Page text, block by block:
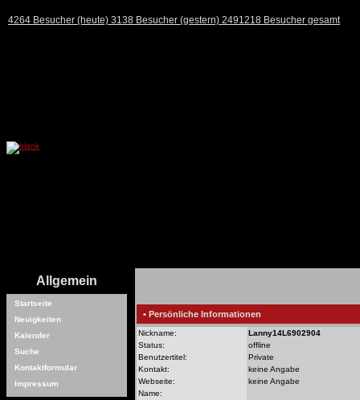
4264 Besucher (heute) 3138 Besucher (gestern) 2491218 Besucher gesamt
Allgemein
Startseite
Neuigkeiten
Kalender
Suche
Kontaktformular
Impressum
• Persönliche Informationen
Nickname:
Lanny14L6902904
Status:
offline
Benutzertitel:
Private
Kontakt:
keine Angabe
Webseite:
keine Angabe
Name: